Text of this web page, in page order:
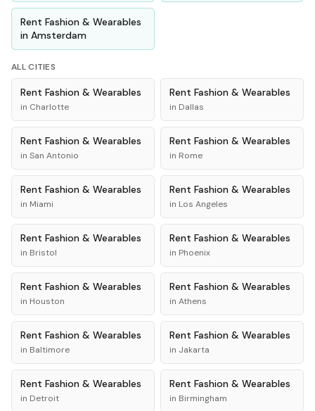
Rent Fashion & Wearables
in Amsterdam
ALL CITIES
Rent Fashion & Wearables
in Charlotte
Rent Fashion & Wearables
in Dallas
Rent Fashion & Wearables
in San Antonio
Rent Fashion & Wearables
in Rome
Rent Fashion & Wearables
in Miami
Rent Fashion & Wearables
in Los Angeles
Rent Fashion & Wearables
in Bristol
Rent Fashion & Wearables
in Phoenix
Rent Fashion & Wearables
in Houston
Rent Fashion & Wearables
in Athens
Rent Fashion & Wearables
in Baltimore
Rent Fashion & Wearables
in Jakarta
Rent Fashion & Wearables
in Detroit
Rent Fashion & Wearables
in Birmingham